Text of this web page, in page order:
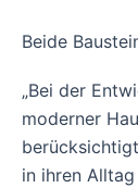
Beide
„Bei der
moderner
in ihren